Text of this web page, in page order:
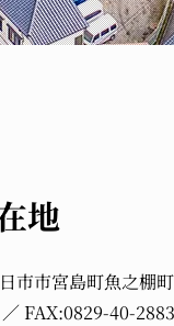
地
市市宮島町魚之棚
／ FAX:0829-40-2883